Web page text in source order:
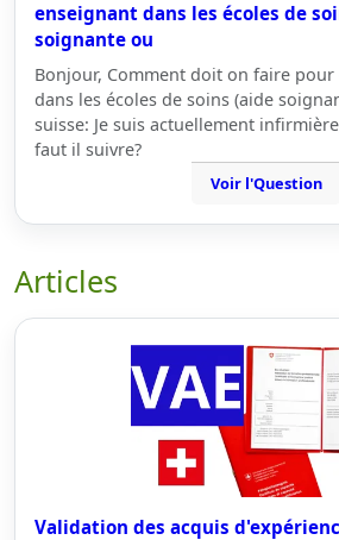
enseignant dans les écoles de
soignante ou
Bonjour, Comment doit on faire
dans les écoles de soins (aide
suisse: Je suis actuellement
faut il suivre?
Voir l'Question
Articles
Validation des acquis